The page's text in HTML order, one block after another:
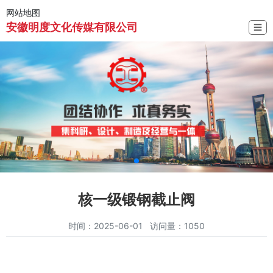
网站地图
安徽明度文化传媒有限公司 ☰
核一级锻钢截止阀
时间：2025-06-01 访问量：1050